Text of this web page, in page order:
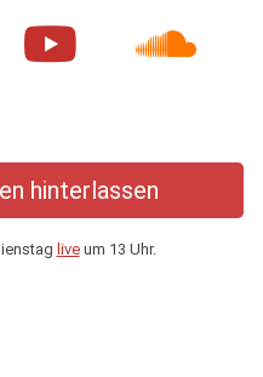
hinterlassen
liveum 13 Uhr.